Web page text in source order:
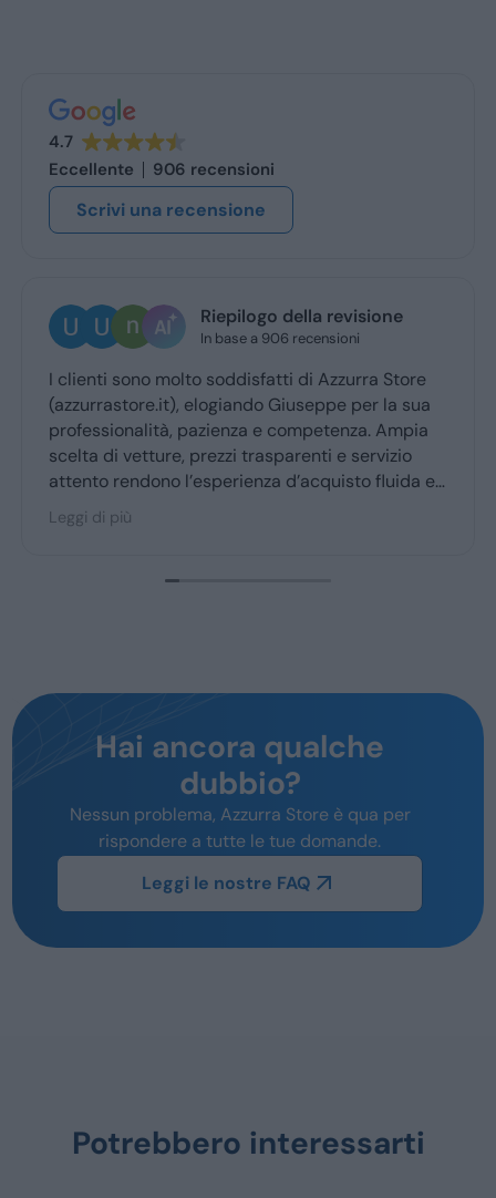
4.7
Eccellente
906 recensioni
Scrivi una recensione
Riepilogo della revisione
In base a 906 recensioni
I clienti sono molto soddisfatti di Azzurra Store
(azzurrastore.it), elogiando Giuseppe per la sua
professionalità, pazienza e competenza. Ampia
scelta di vetture, prezzi trasparenti e servizio
attento rendono l’esperienza d’acquisto fluida e
piacevole per la maggior parte degli utenti.
Leggi di più
Hai ancora qualche
dubbio?
Nessun problema, Azzurra Store è qua per
rispondere a tutte le tue domande.
Leggi le nostre FAQ
Potrebbero interessarti